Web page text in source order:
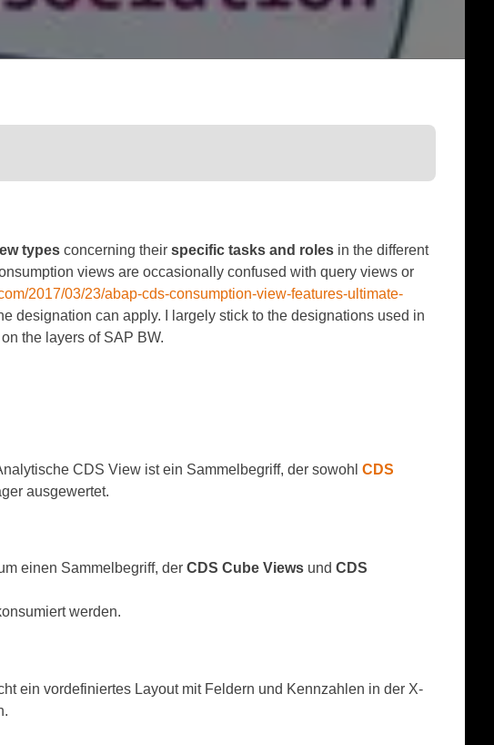
types concerning their specific tasks and roles in the different
views are occasionally confused with query views or
2017/03/23/abap-cds-consumption-view-features-ultimate-
designation can apply. I largely stick to the designations used in
the layers of SAP BW.
CDS View ist ein Sammelbegriff, der sowohl CDS
ausgewertet.
einen Sammelbegriff, der CDS Cube Views und CDS
werden.
ein vordefiniertes Layout mit Feldern und Kennzahlen in der X-